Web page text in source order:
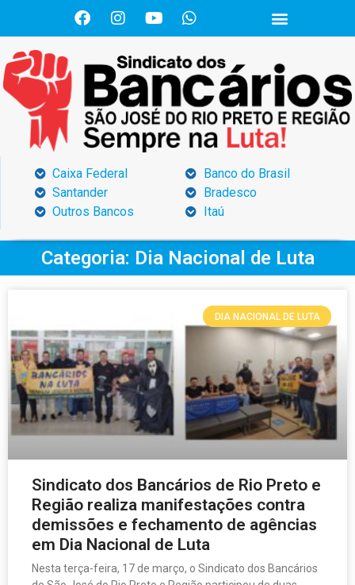
Caixa Federal
Santander
Outros Bancos
Banco do Brasil
Bradesco
Itaú
Categoria: Dia Nacional de Luta
DIA NACIONAL DE LUTA
Sindicato dos Bancários de Rio Preto e
Região realiza manifestações contra
demissões e fechamento de agências
em Dia Nacional de Luta
Nesta terça-feira, 17 de março, o Sindicato dos Bancários